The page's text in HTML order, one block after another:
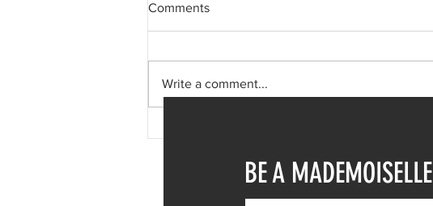
πλαστική επέμβαση – «Το
Comments
Write a comment...
BE A MADEMOISELLE